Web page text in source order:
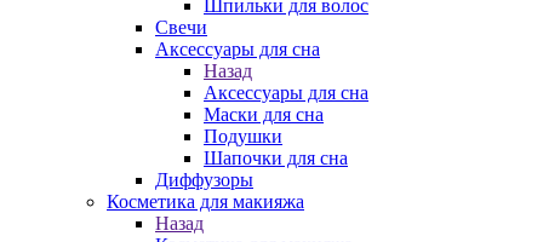
Шпильки для волос
Свечи
Аксессуары для сна
Назад
Аксессуары для сна
Маски для сна
Подушки
Шапочки для сна
Диффузоры
Косметика для макияжа
Назад